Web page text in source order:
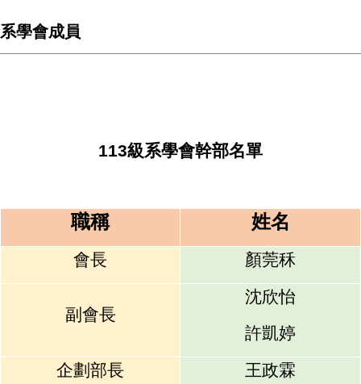
系學會成員
113級系學會幹部名單
職稱 姓名
會長 顏莞秝
副會長
沈欣怡
許凱婷
企劃部長
王政霖